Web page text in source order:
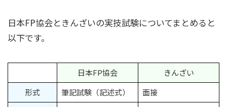
日本FP協会ときんざいの実技試験についてまとめると
以下です。
日本FP協会
きんざい
形式
筆記試験（記述式）
面接